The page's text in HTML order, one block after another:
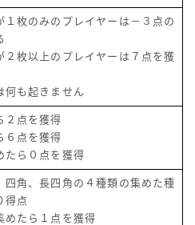
１枚のみのプレイヤーは－３点の
２枚以上のプレイヤーは７点を獲
何も起きません
２点を獲得
６点を獲得
たら０点を獲得
四角、長四角の４種類の集めた種
得点
めたら１点を獲得